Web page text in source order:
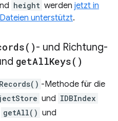
height werden jetzt in
unterstützt.
)- und Richtung-
getAllKeys( )
-Methode für die
und IDBIndex
getAll() und